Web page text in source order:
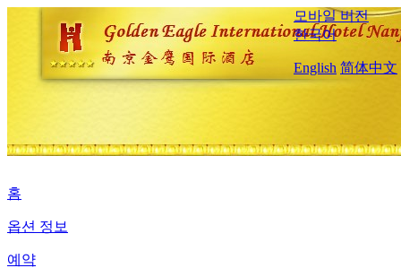
모바일 버전
한국어
English 简体中文
홈
옵션 정보
예약